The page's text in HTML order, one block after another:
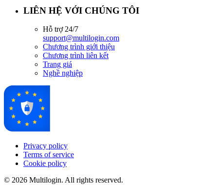
LIÊN HỆ VỚI CHÚNG TÔI
Hỗ trợ 24/7
support@multilogin.com
Chương trình giới thiệu
Chương trình liên kết
Trang giá
Nghề nghiệp
Privacy policy
Terms of service
Cookie policy
© 2026 Multilogin. All rights reserved.